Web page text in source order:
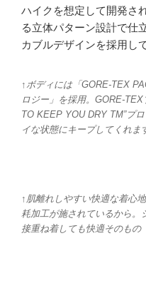
ハイクを想定して開発さ
る立体パターン設計で仕
カブルデザインを採用し
↑ボディには「GORE-TEX
ロジー」を採用。GORE-
TO KEEP YOU DRY TM”プ
イな状態にキープしてくれま
↑肌離れしやすい快適な着心
耗加工が施されているから。
接重ね着しても快適そのもの